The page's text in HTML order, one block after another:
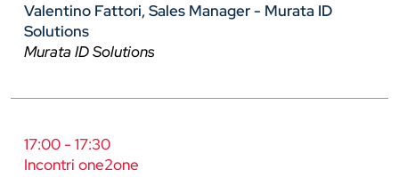
Valentino Fattori, Sales Manager - Murata ID
Solutions
Murata ID Solutions
17:00 - 17:30
Incontri one2one